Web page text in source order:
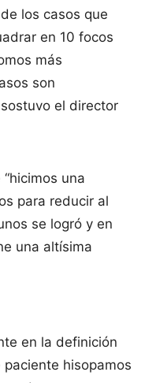
los casos que
en 10 focos
más
son
el director
una
para reducir al
se logró y en
una altísima
en la definición
hisopamos